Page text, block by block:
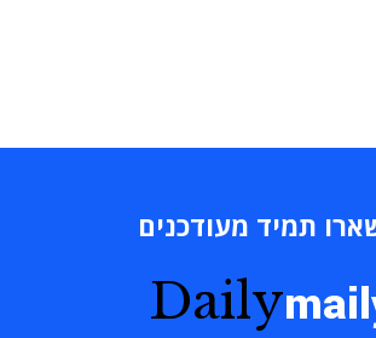
תמיד מעודכנים
Daily